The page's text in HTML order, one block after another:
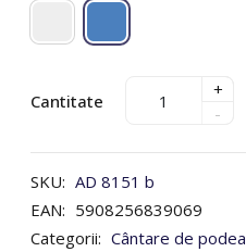
Cantitate
+
-
SKU: AD 8151 b
EAN: 5908256839069
Categorii: Cântare de podea